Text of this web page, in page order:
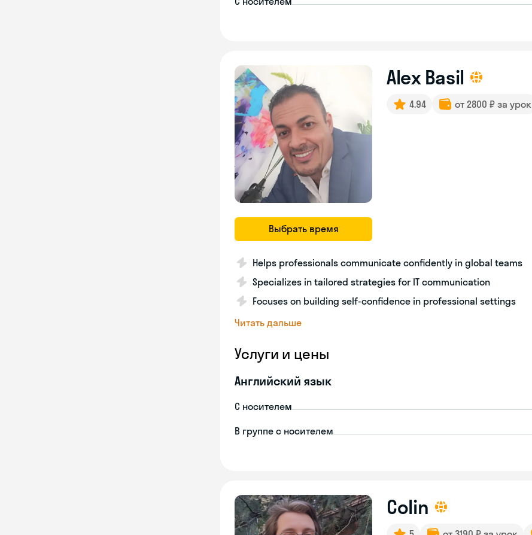
Выбрать время
Alex Basil
4.94 от 2800 ₽ за урок
Helps professionals communicate confidently in global teams
Specializes in tailored strategies for IT communication
Focuses on building self-confidence in professional settings
Читать дальше
Услуги и цены
Английский язык
С носителем
В группе с носителем
Colin